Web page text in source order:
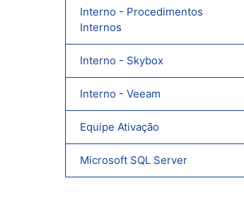
Interno - Procedimentos
Internos
Interno - Skybox
Interno - Veeam
Equipe Ativação
Microsoft SQL Server